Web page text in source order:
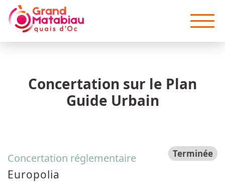
Aller au contenu principal
Concertation sur le Plan
Guide Urbain
Concertation réglementaire Terminée
Europolia